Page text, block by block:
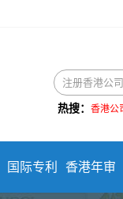
热搜： 香港公
国际专利 香港年审